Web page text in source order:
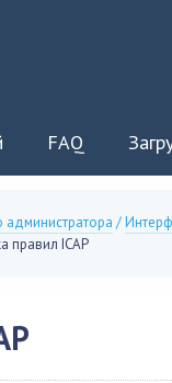
FAQ
администратора /
правил ICAP